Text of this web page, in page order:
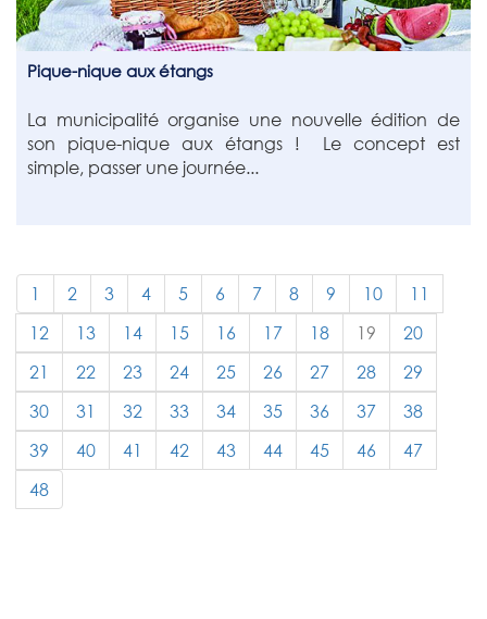
Pique-nique aux étangs
La municipalité organise une nouvelle édition de
son pique-nique aux étangs ! Le concept est
simple, passer une journée...
1 2 3 4 5 6 7 8 9 10
11
12
13 14 15 16 17 18 19
20
21
22 23 24 25 26 27 28
29
30
31 32 33 34 35 36 37
38
39
40 41 42 43 44 45 46
47
48